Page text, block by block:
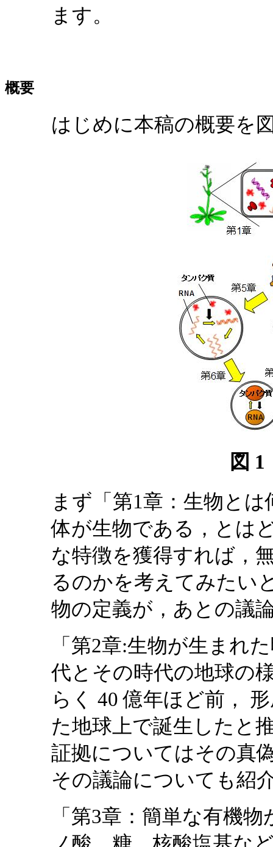
ます。
概要
はじめに本稿の概要を
図
まず「第1章：生物と
体が生物である，とは
な特徴を獲得すれば，
るのかを考えてみたい
物の定義が，あとの議
「第2章:生物が生まれ
代とその時代の地球の
らく 40 億年ほど前，
た地球上で誕生したと
証拠についてはその真
その議論についても紹
「第3章：簡単な有機